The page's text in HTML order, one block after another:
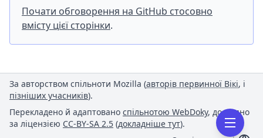
Почати обговорення на GitHub стосовно
вмісту цієї сторінки.
За авторством спільноти Mozilla (авторів первинної Вікі, і
пізніших учасників).
Перекладено й адаптовано спільнотою WebDoky, доступно
за ліцензією CC-BY-SA 2.5 (докладніше тут).